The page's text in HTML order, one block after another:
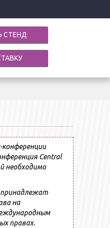
СТЕНД
конференции
Central
необходимо
принадлежат
на
правах.